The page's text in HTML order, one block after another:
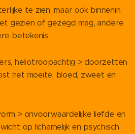
te zien, maar ook binnenin,
gezien of gezegd mag, andere
betekenis
heliotroopachtig > doorzetten
het moeite, bloed, zweet en
> onvoorwaardelijke liefde en
op lichamelijk en psychisch